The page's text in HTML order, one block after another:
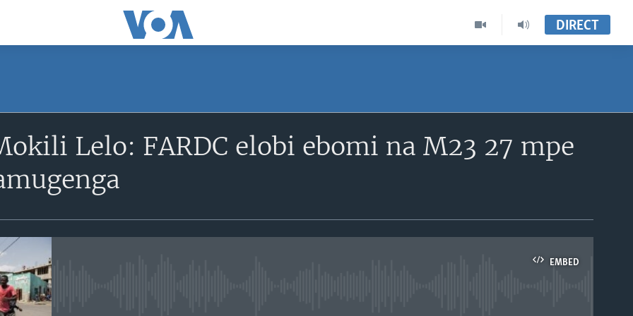
DIRECT
Lelo: FARDC elobi ebomi na M23 27 mpe
EMBED